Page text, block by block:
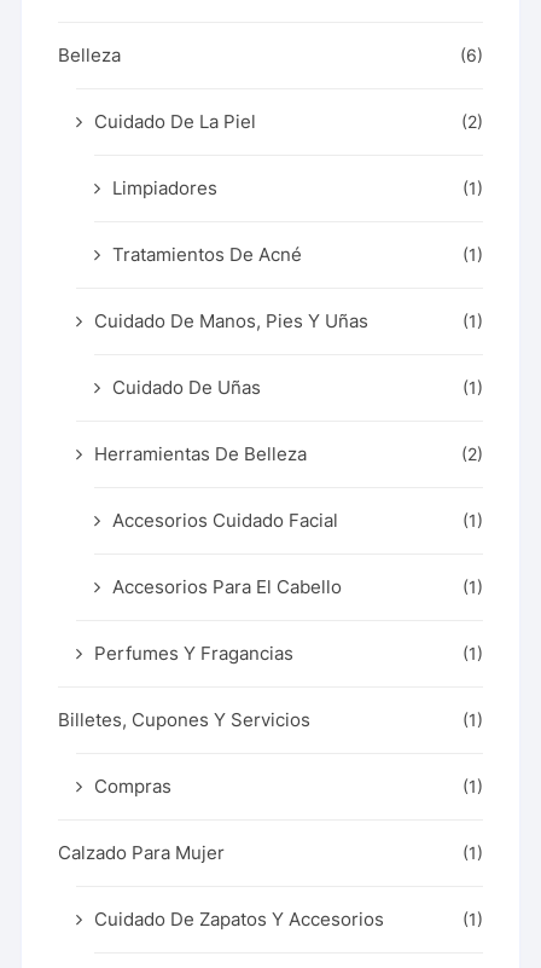
Belleza (6)
Cuidado De La Piel (2)
Limpiadores (1)
Tratamientos De Acné (1)
Cuidado De Manos, Pies Y Uñas (1)
Cuidado De Uñas (1)
Herramientas De Belleza (2)
Accesorios Cuidado Facial (1)
Accesorios Para El Cabello (1)
Perfumes Y Fragancias (1)
Billetes, Cupones Y Servicios (1)
Compras (1)
Calzado Para Mujer (1)
Cuidado De Zapatos Y Accesorios (1)